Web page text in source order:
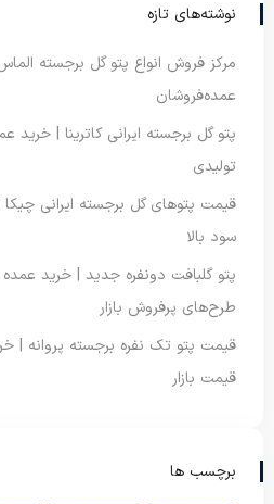
نوشته‌های تازه
مرکز فروش انواع پتو گل برجسته
عمده‌فروشان
پتو گل برجسته ایرانی کاترینا |
تولیدی
قیمت پتوهای گل برجسته ایرانی
سود بالا
پتو گلبافت دونفره جدید | خرید
طرح‌های پرفروش بازار
قیمت پتو تک نفره برجسته پروانه |
قیمت بازار
برچسب ها